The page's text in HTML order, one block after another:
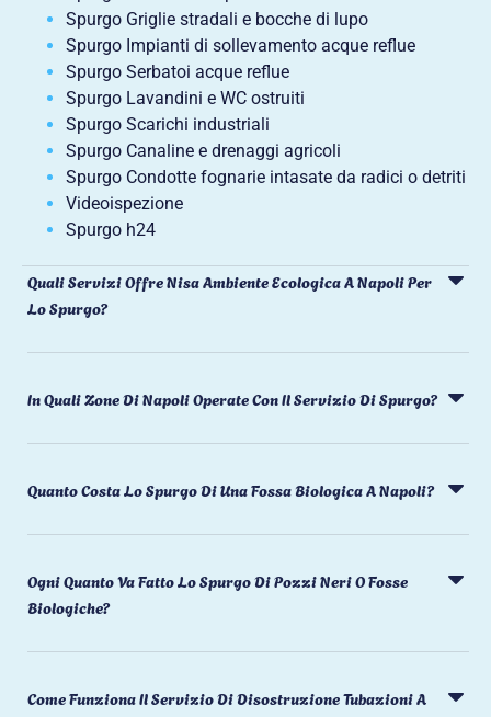
Spurgo Griglie stradali e bocche di lupo
Spurgo Impianti di sollevamento acque reflue
Spurgo Serbatoi acque reflue
Spurgo Lavandini e WC ostruiti
Spurgo Scarichi industriali
Spurgo Canaline e drenaggi agricoli
Spurgo Condotte fognarie intasate da radici o detriti
Videoispezione
Spurgo h24
Quali Servizi Offre Nisa Ambiente Ecologica A Napoli Per
Lo Spurgo?
In Quali Zone Di Napoli Operate Con Il Servizio Di Spurgo?
Quanto Costa Lo Spurgo Di Una Fossa Biologica A Napoli?
Ogni Quanto Va Fatto Lo Spurgo Di Pozzi Neri O Fosse
Biologiche?
Come Funziona Il Servizio Di Disostruzione Tubazioni A